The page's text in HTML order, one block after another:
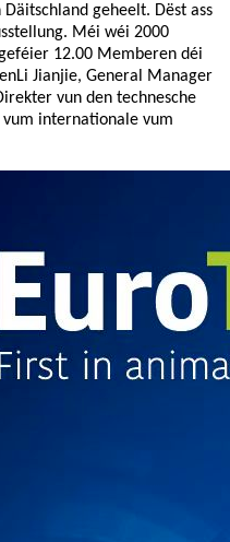
geheelt. Dëst ass
Méi wéi 2000
12.00 Memberen déi
Li Jianjie, General Manager
vun den technesche
vum internationale vum